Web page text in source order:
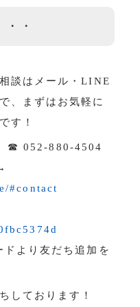
・
談はメール・LINE
、まずはお気軽に
す！
☎ 052-880-4504
#contact
より友だち追加を
しております！